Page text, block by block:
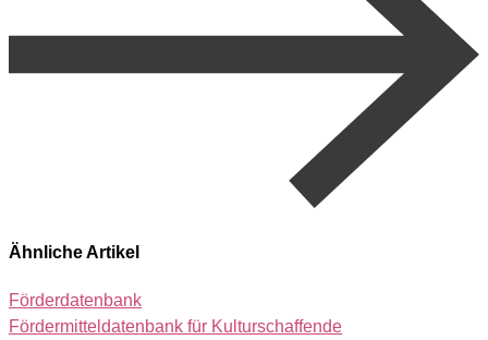
Ähnliche Artikel
Förderdatenbank
Fördermitteldatenbank für Kulturschaffende